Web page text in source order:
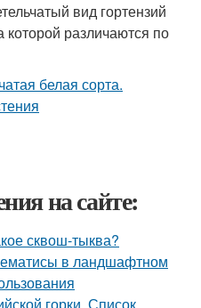
вид гортензий
различаются по
на сайте:
сквош-тыква?
в ландшафтном